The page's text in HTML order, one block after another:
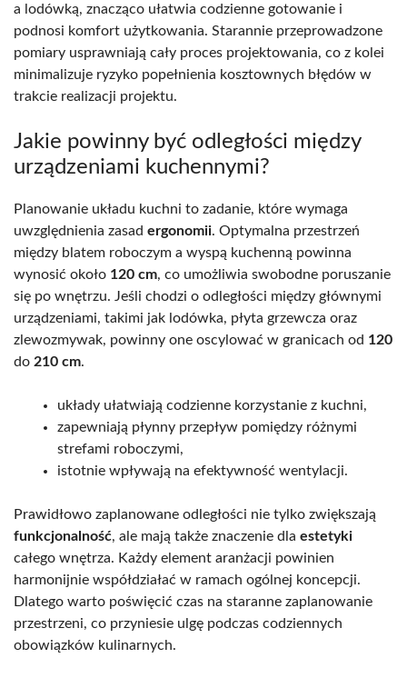
a lodówką, znacząco ułatwia codzienne gotowanie i
podnosi komfort użytkowania. Starannie przeprowadzone
pomiary usprawniają cały proces projektowania, co z kolei
minimalizuje ryzyko popełnienia kosztownych błędów w
trakcie realizacji projektu.
Jakie powinny być odległości między
urządzeniami kuchennymi?
Planowanie układu kuchni to zadanie, które wymaga
uwzględnienia zasad ergonomii. Optymalna przestrzeń
między blatem roboczym a wyspą kuchenną powinna
wynosić około 120 cm, co umożliwia swobodne poruszanie
się po wnętrzu. Jeśli chodzi o odległości między głównymi
urządzeniami, takimi jak lodówka, płyta grzewcza oraz
zlewozmywak, powinny one oscylować w granicach od 120
do 210 cm.
układy ułatwiają codzienne korzystanie z kuchni,
zapewniają płynny przepływ pomiędzy różnymi
strefami roboczymi,
istotnie wpływają na efektywność wentylacji.
Prawidłowo zaplanowane odległości nie tylko zwiększają
funkcjonalność, ale mają także znaczenie dla estetyki
całego wnętrza. Każdy element aranżacji powinien
harmonijnie współdziałać w ramach ogólnej koncepcji.
Dlatego warto poświęcić czas na staranne zaplanowanie
przestrzeni, co przyniesie ulgę podczas codziennych
obowiązków kulinarnych.